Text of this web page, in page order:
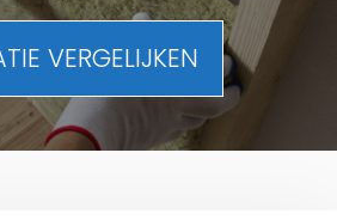
VERGELIJKEN